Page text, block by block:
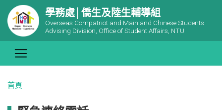
學務處│僑生及陸生輔導組
Overseas Compatriot and Mainland Chinese Students
Advising Division, Office of Student Affairs, NTU
首頁